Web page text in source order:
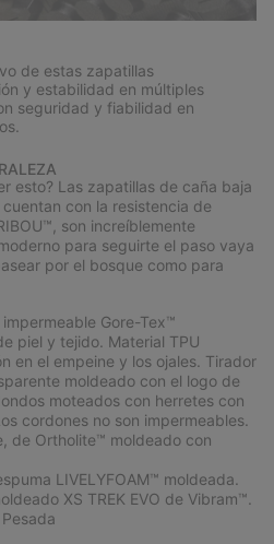
de estas zapatillas
y estabilidad en múltiples
seguridad y fiabilidad en
esto? Las zapatillas de caña baja
con la resistencia de
son increíblemente
para seguirte el paso vaya
por el bosque como para
Gore-Tex™
piel y tejido. Material TPU
en el empeine y los ojales. Tirador
moldeado con el logo de
moteados con herretes con
cordones no son impermeables.
de Ortholite™ moldeado con
LIVELYFOAM™ moldeada.
XS TREK EVO de Vibram™.